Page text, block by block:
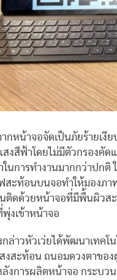
กหน้าจอจัดเป็นภัยร้ายเงี
งสีฟ้าโดยไม่มีตัวกรองคัด
ในการทำงานมากกว่าปก
สะท้อนบนจอทำให้มองภา
ติดด้วยหน้าจอที่มีพื้นผิวสะ
งเข้าหน้าจอ
ล่าวหัวเว่ยได้พัฒนาเทคโ
งสะท้อน ถนอมดวงตาขอ
ลังการผลิตหน้าจอ กระบว